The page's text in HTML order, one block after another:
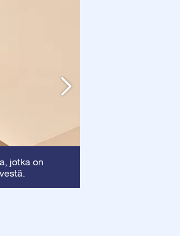
jotka on